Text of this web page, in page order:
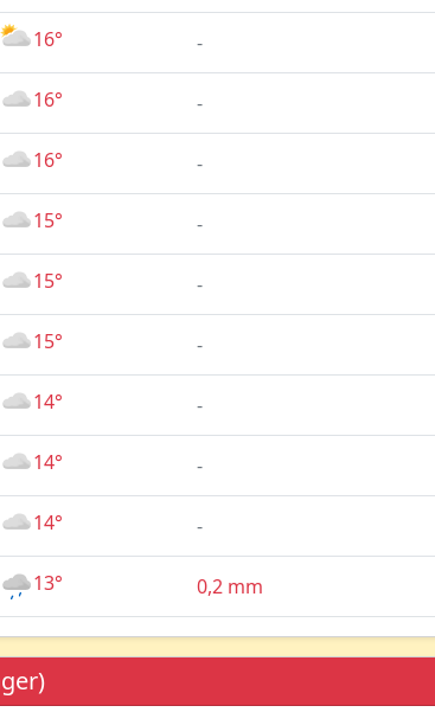
16° -
16° -
16° -
15° -
15° -
15° -
14° -
14° -
14° -
13° 0,2 mm